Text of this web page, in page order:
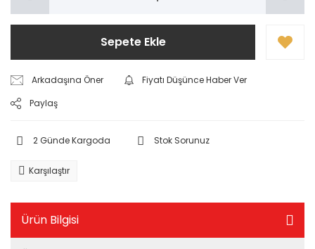
Sepete Ekle
Arkadaşına Öner
Fiyatı Düşünce Haber Ver
Paylaş
2 Günde Kargoda Stok Sorunuz
Karşılaştır
Ürün Bilgisi